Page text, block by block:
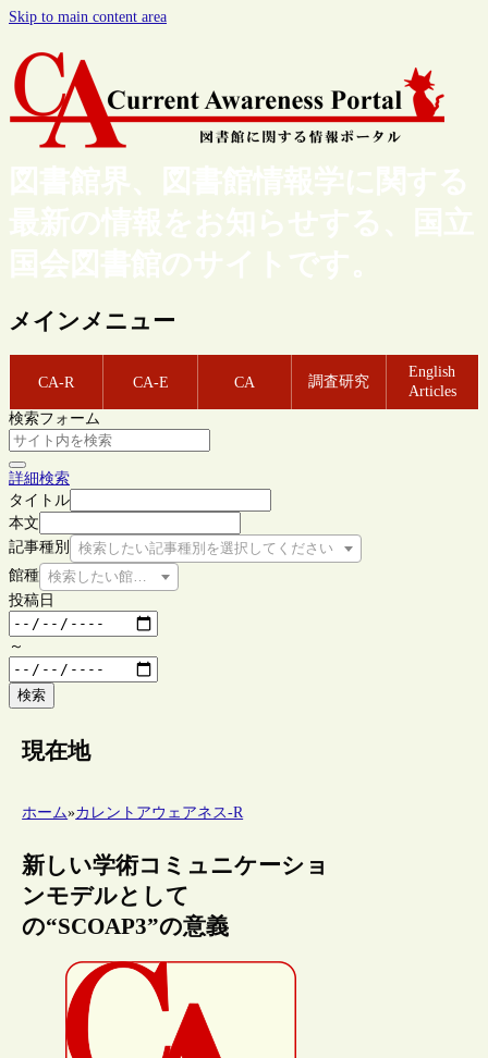
Skip to main content area
図書館界、図書館情報学に関する
最新の情報をお知らせする、国立
国会図書館のサイトです。
メインメニュー
CA-R CA-E CA 調査研究
English
Articles
検索フォーム
詳細検索
タイトル
本文
記事種別
検索したい記事種別を選択してください
館種 検索したい館種を選択してください
投稿日
～
検索
現在地
ホーム»カレントアウェアネス-R
新しい学術コミュニケーショ
ンモデルとして
の“SCOAP3”の意義